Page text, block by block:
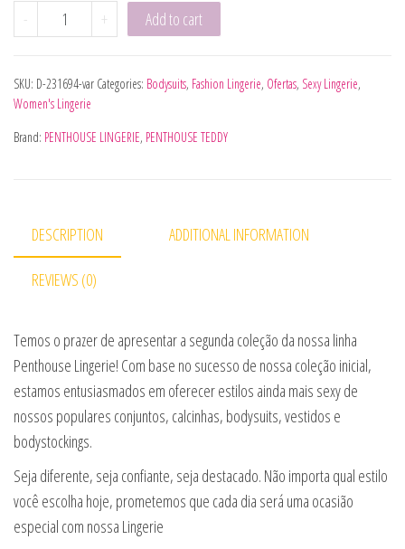
- PENTHOUSE SPICY WHISPER TEDDY S/M/L quantity
+ Add to cart
SKU: D-231694-var Categories: Bodysuits, Fashion Lingerie, Ofertas, Sexy Lingerie,
Women's Lingerie
Brand: PENTHOUSE LINGERIE, PENTHOUSE TEDDY
DESCRIPTION ADDITIONAL INFORMATION
REVIEWS (0)
Temos o prazer de apresentar a segunda coleção da nossa linha
Penthouse Lingerie! Com base no sucesso de nossa coleção inicial,
estamos entusiasmados em oferecer estilos ainda mais sexy de
nossos populares conjuntos, calcinhas, bodysuits, vestidos e
bodystockings.
Seja diferente, seja confiante, seja destacado. Não importa qual estilo
você escolha hoje, prometemos que cada dia será uma ocasião
especial com nossa Lingerie